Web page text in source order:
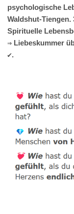
psychologische
Waldshut-Tiengen.
Spirituelle
⇒ Liebeskummer
✔.